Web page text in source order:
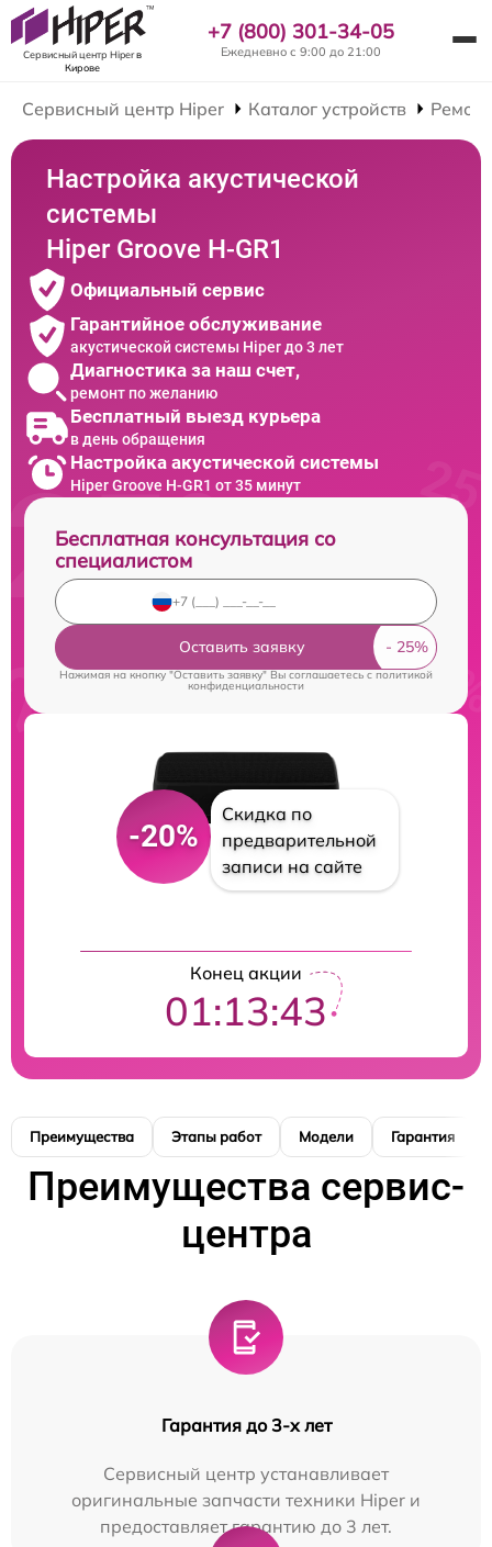
Сервисный центр Hiperв
Кирове
+7 (800) 301-34-05
Ежедневно с 9:00 до 21:00
Сервисный центр Hiper Каталог устройств
Настройка акустической
системы
Hiper Groove H-GR1
Официальный сервис
Гарантийное обслуживание
акустической системы Hiper до 3 лет
Диагностика за наш счет,
ремонт по желанию
Бесплатный выезд курьера
в день обращения
Настройка акустической системы
Hiper Groove H-GR1 от 35 минут
Бесплатная консультация со
специалистом
Оставить заявку
Нажимая на кнопку "Оставить заявку" Вы соглашаетесь cполитикой
конфиденциальности
-20%
Скидка по
предварительной
записи на сайте
Конец акции
01:13:42
Преимущества Этапы работ Модели Гарантия
Преимущества сервис-
центра
Гарантия до 3-х лет
Сервисный центр устанавливает
оригинальные запчасти техники Hiper и
предоставляет гарантию до 3 лет.